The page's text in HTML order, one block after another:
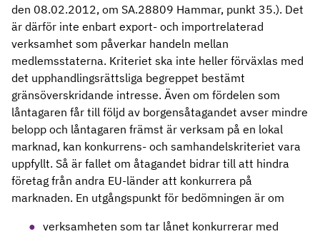
den 08.02.2012, om SA.28809 Hammar, punkt 35.). Det
är därför inte enbart export- och importrelaterad
verksamhet som påverkar handeln mellan
medlemsstaterna. Kriteriet ska inte heller förväxlas med
det upphandlingsrättsliga begreppet bestämt
gränsöverskridande intresse. Även om fördelen som
låntagaren får till följd av borgensåtagandet avser mindre
belopp och låntagaren främst är verksam på en lokal
marknad, kan konkurrens- och samhandelskriteriet vara
uppfyllt. Så är fallet om åtagandet bidrar till att hindra
företag från andra EU-länder att konkurrera på
marknaden. En utgångspunkt för bedömningen är om
verksamheten som tar lånet konkurrerar med